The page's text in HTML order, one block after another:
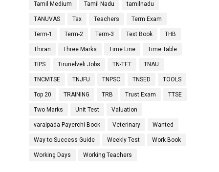
Tamil Medium Tamil Nadu tamilnadu
TANUVAS Tax Teachers Term Exam
Term-1 Term-2 Term-3 Text Book THB
Thiran Three Marks Time Line Time Table
TIPS Tirunelveli Jobs TN-TET TNAU
TNCMTSE TNJFU TNPSC TNSED TOOLS
Top 20 TRAINING TRB Trust Exam TTSE
Two Marks Unit Test Valuation
varaipada Payerchi Book Veterinary Wanted
Way to Success Guide Weekly Test Work Book
Working Days Working Teachers